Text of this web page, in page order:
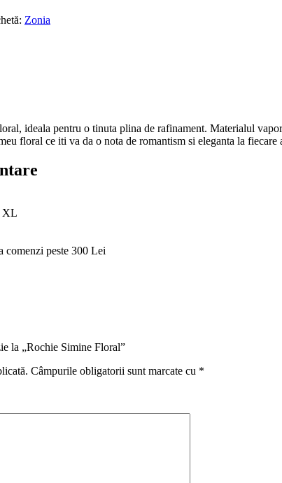
Zonia
ideala pentru o tinuta plina de rafinament. Materialul
floral ce iti va da o nota de romantism si eleganta la fiecare
XL
comenzi peste 300 Lei
la „Rochie Simine Floral”
Câmpurile obligatorii sunt marcate cu *